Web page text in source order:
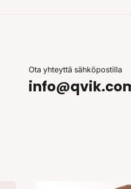
Ota yhteyttä sähköpostilla